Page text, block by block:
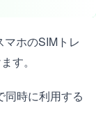
ホのSIMトレ
す。
同時に利用する